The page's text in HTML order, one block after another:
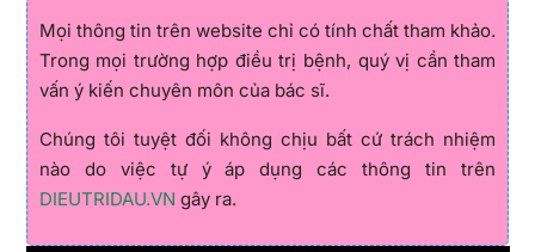
Mọi thông tin trên website chỉ có tính chất tham khảo.
Trong mọi trường hợp điều trị bệnh, quý vị cần tham
vấn ý kiến chuyên môn của bác sĩ.
Chúng tôi tuyệt đối không chịu bất cứ trách nhiệm
nào do việc tự ý áp dụng các thông tin trên
DIEUTRIDAU.VN gây ra.